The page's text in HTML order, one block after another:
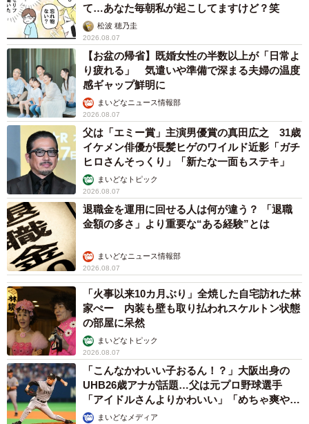
て…あなた毎朝私が起こしてますけど？笑
松波 穂乃圭
2026.08.07
【お盆の帰省】既婚女性の半数以上が「日常よ
り疲れる」 気遣いや準備で深まる夫婦の温度
感ギャップ鮮明に
まいどなニュース情報部
2026.08.07
父は「エミー賞」主演男優賞の真田広之 31歳
イケメン俳優が長髪ヒゲのワイルド近影「ガチ
ヒロさんそっくり」「新たな一面もステキ」
まいどなトピック
2026.08.07
退職金を運用に回せる人は何が違う？ 「退職
金額の多さ」より重要な“ある経験”とは
まいどなニュース情報部
2026.08.07
「火事以来10カ月ぶり」全焼した自宅訪れた林
家ぺー 内装も壁も取り払われスケルトン状態
の部屋に呆然
まいどなトピック
2026.08.07
「こんなかわいい子おるん！？」大阪出身の
UHB26歳アナが話題…父は元プロ野球選手
「アイドルさんよりかわいい」「めちゃ爽や
か」まいどなメディア